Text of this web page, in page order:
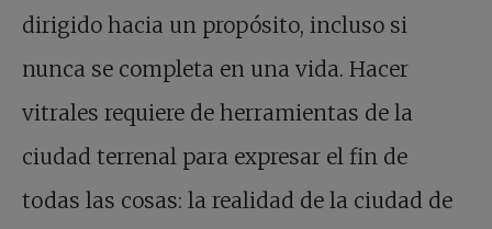
dirigido hacia un propósito, incluso si
nunca se completa en una vida. Hacer
vitrales requiere de herramientas de la
ciudad terrenal para expresar el fin de
todas las cosas: la realidad de la ciudad de